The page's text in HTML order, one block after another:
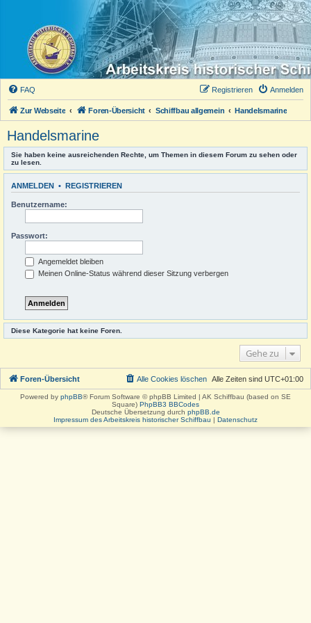
FAQ Anmelden
Registrieren
Zur Webseite Foren-Übersicht Schiffbau allgemein Handelsmarine
Handelsmarine
Sie haben keine ausreichenden Rechte, um Themen in diesem Forum zu sehen oder
zu lesen.
ANMELDEN • REGISTRIEREN
Benutzername:
Passwort:
Angemeldet bleiben
Meinen Online-Status während dieser Sitzung verbergen
Diese Kategorie hat keine Foren.
Gehe zu
Foren-Übersicht Alle Zeiten sind UTC+01:00
Alle Cookies löschen
Powered by phpBB® Forum Software © phpBB Limited | AK Schiffbau (based on SE
Square) PhpBB3 BBCodes
Deutsche Übersetzung durch phpBB.de
Impressum des Arbeitskreis historischer Schiffbau | Datenschutz